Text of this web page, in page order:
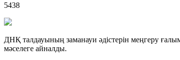
5438
ДНҚ талдауының заманауи әдістерін меңгеру
мәселеге айналды.